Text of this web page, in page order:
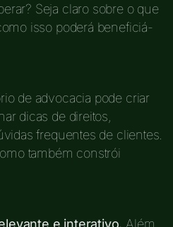
Seja claro sobre o que
isso poderá beneficiá-
de advocacia pode criar
dicas de direitos,
frequentes de clientes.
também constrói
e interativo. Além